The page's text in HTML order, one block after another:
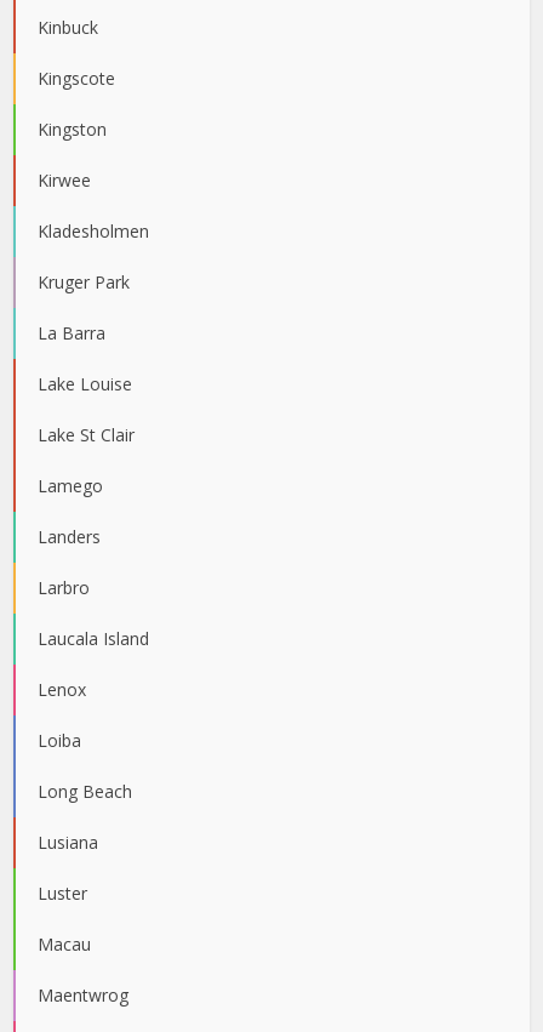
Kinbuck
Kingscote
Kingston
Kirwee
Kladesholmen
Kruger Park
La Barra
Lake Louise
Lake St Clair
Lamego
Landers
Larbro
Laucala Island
Lenox
Loiba
Long Beach
Lusiana
Luster
Macau
Maentwrog